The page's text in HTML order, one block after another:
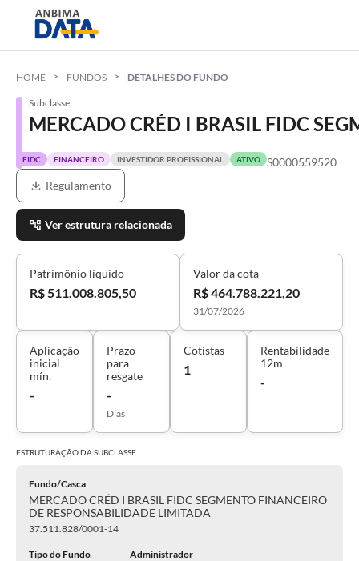
HOME FUNDOS DETALHES DO FUNDO
Subclasse
MERCADO CRÉD I BRASIL FIDC
FIDC FINANCEIRO INVESTIDOR PROFISSIONAL ATIVO
S0000559520
Regulamento
Ver estrutura relacionada
Patrimônio líquido
R$ 511.008.805,50
Valor da cota
R$ 464.788.221,20
31/07/2026
Aplicação
inicial
mín.
-
Prazo
para
resgate
-
Dias
Cotistas
1
Rentabilidade
12m
-
ESTRUTURAÇÃO DASUBCLASSE
Fundo/Casca
MERCADO CRÉD I BRASIL FIDC SEGMENTO FINANCEIRO
DE RESPONSABILIDADE LIMITADA
37.511.828/0001-14
Tipo do Fundo Administrador